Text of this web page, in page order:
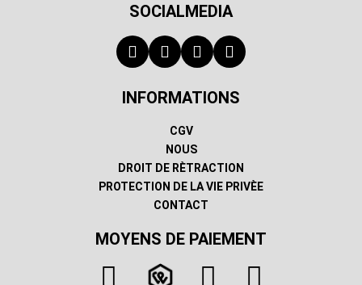
SOCIALMEDIA
INFORMATIONS
CGV
NOUS
DROIT DE RÈTRACTION
PROTECTION DE LA VIE PRIVÈE
CONTACT
MOYENS DE PAIEMENT